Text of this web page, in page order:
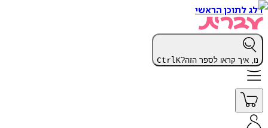
דלג לתוכן הראשי
נו, איך קראו לספר הזה? CtrlK